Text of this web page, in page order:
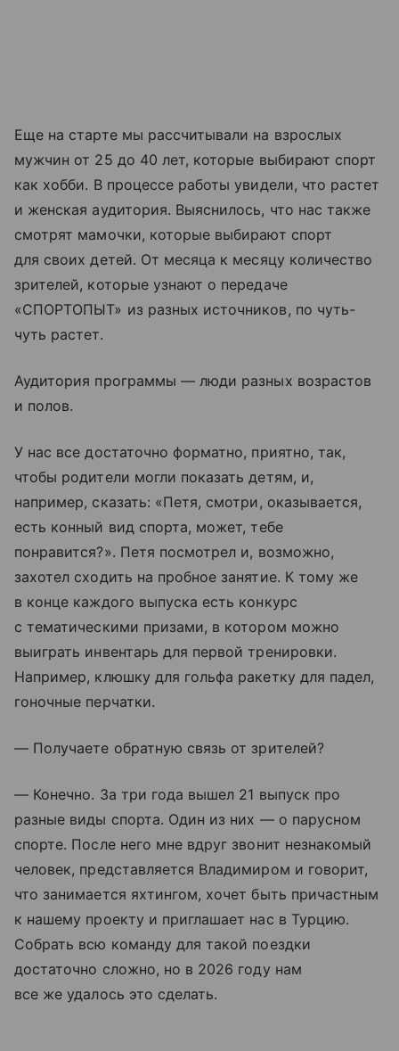
Еще на старте мы рассчитывали на взрослых
мужчин от 25 до 40 лет, которые выбирают спорт
как хобби. В процессе работы увидели, что растет
и женская аудитория. Выяснилось, что нас также
смотрят мамочки, которые выбирают спорт
для своих детей. От месяца к месяцу количество
зрителей, которые узнают о передаче
«СПОРТОПЫТ» из разных источников, по чуть-
чуть растет.
Аудитория программы — люди разных возрастов
и полов.
У нас все достаточно форматно, приятно, так,
чтобы родители могли показать детям, и,
например, сказать: «Петя, смотри, оказывается,
есть конный вид спорта, может, тебе
понравится?». Петя посмотрел и, возможно,
захотел сходить на пробное занятие. К тому же
в конце каждого выпуска есть конкурс
с тематическими призами, в котором можно
выиграть инвентарь для первой тренировки.
Например, клюшку для гольфа ракетку для падел,
гоночные перчатки.
— Получаете обратную связь от зрителей?
— Конечно. За три года вышел 21 выпуск про
разные виды спорта. Один из них — о парусном
спорте. После него мне вдруг звонит незнакомый
человек, представляется Владимиром и говорит,
что занимается яхтингом, хочет быть причастным
к нашему проекту и приглашает нас в Турцию.
Собрать всю команду для такой поездки
достаточно сложно, но в 2026 году нам
все же удалось это сделать.